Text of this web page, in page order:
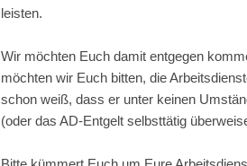
leisten.
Wir möchten Euch damit entgegen
möchten wir Euch bitten, die
schon weiß, dass er unter keinen
(oder das AD-Entgelt selbsttätig